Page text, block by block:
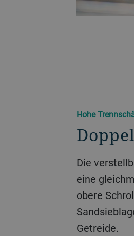
Hohe
Die
eine
obere
Getreide.